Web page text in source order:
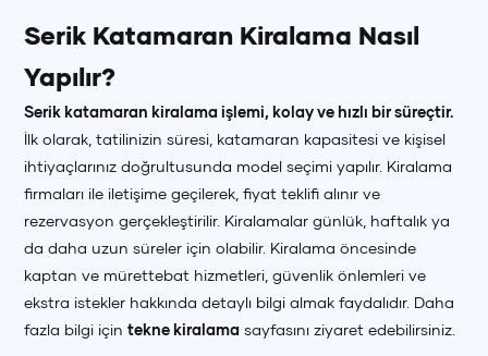
Serik Katamaran Kiralama Nasıl
Yapılır?
Serik katamaran kiralama işlemi, kolay ve hızlı bir süreçtir.
İlk olarak, tatilinizin süresi, katamaran kapasitesi ve kişisel
ihtiyaçlarınız doğrultusunda model seçimi yapılır. Kiralama
firmaları ile iletişime geçilerek, fiyat teklifi alınır ve
rezervasyon gerçekleştirilir. Kiralamalar günlük, haftalık ya
da daha uzun süreler için olabilir. Kiralama öncesinde
kaptan ve mürettebat hizmetleri, güvenlik önlemleri ve
ekstra istekler hakkında detaylı bilgi almak faydalıdır. Daha
fazla bilgi içintekne kiralama sayfasını ziyaret edebilirsiniz.